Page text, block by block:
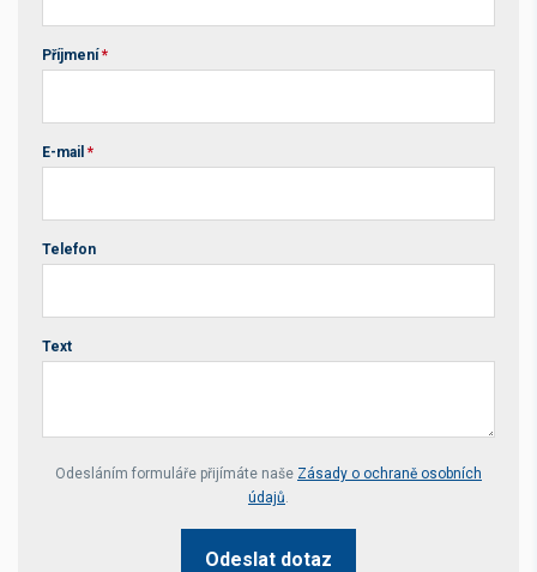
Příjmení *
E-mail *
Telefon
Text
Your website *
Odesláním formuláře přijímáte naše Zásady o ochraně osobních
údajů.
Odeslat dotaz